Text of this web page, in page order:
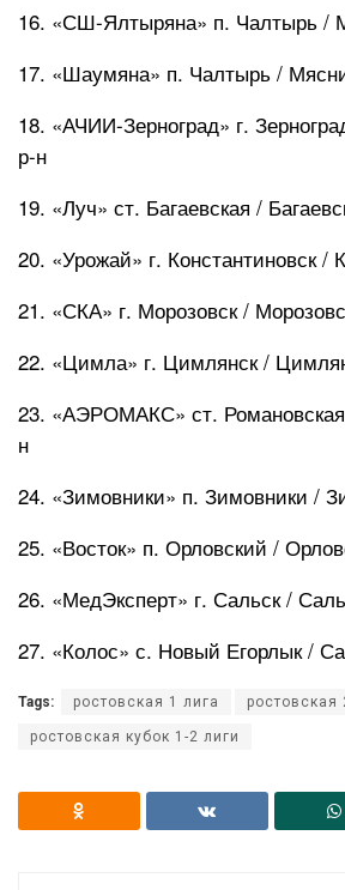
16. «СШ-Ялтыряна» п. Чалтырь /
17. «Шаумяна» п. Чалтырь /
18. «АЧИИ-Зерноград» г.
р-н
19. «Луч» ст. Багаевская /
20. «Урожай» г. Константиновск /
21. «СКА» г. Морозовск /
22. «Цимла» г. Цимлянск /
23. «АЭРОМАКС» ст.
н
24. «Зимовники» п. Зимовники /
25. «Восток» п. Орловский /
26. «МедЭксперт» г. Сальск /
27. «Колос» с. Новый Егорлык /
Tags: ростовская 1 лига ростовская
ростовская кубок 1-2 лиги